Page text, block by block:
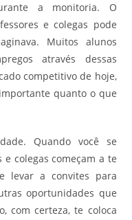
a monitoria. O
e colegas pode
Muitos alunos
através dessas
competitivo de hoje,
quanto o que
Quando você se
colegas começam a te
levar a convites para
oportunidades que
com certeza, te coloca